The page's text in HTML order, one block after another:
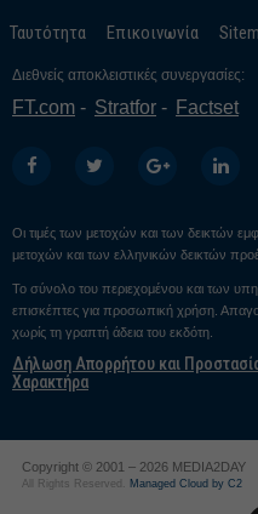
Ταυτότητα Επικοινωνία
Διεθνείς αποκλειστικές συνεργασίες:
FT.com Stratfor Factset
Οι τιμές των μετοχών και των δεικτών
μετοχών και των ελληνικών δεικτών
Το σύνολο του περιεχομένου και των
επισκέπτες για προσωπική χρήση.
χωρίς τη γραπτή άδεια του εκδότη.
Δήλωση Απορρήτου και
Χαρακτήρα
Copyright © 2001 – 2026 MEDIA2DAY
All Rights Reserved. Managed Cloud by C2